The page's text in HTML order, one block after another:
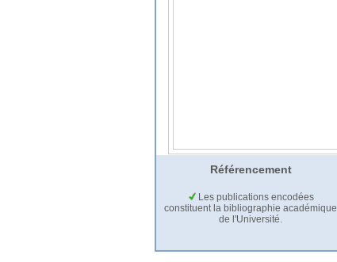
Référencement
Les publications encodées
constituent la bibliographie académique
de l'Université.